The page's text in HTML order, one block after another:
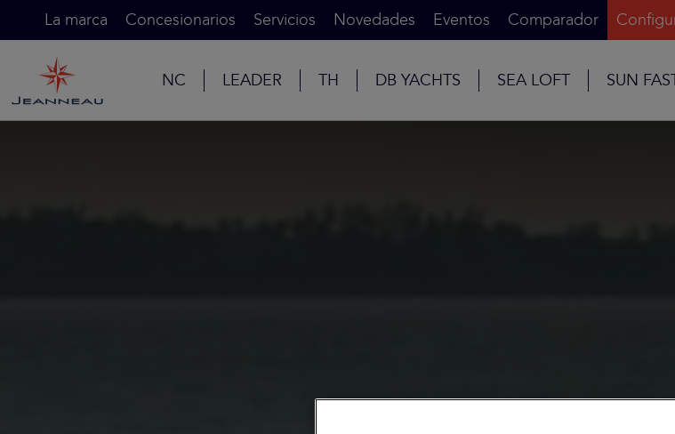
La marca Concesionarios Servicios Novedades Eventos Comparador
NC LEADER TH DB YACHTS SEA LOFT SUN